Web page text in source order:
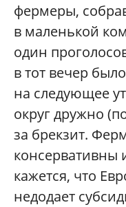
фермеры,
в маленькой
один
в тот вечер
на следующее
округ дружно
за брекзит.
кажется, что
недодает